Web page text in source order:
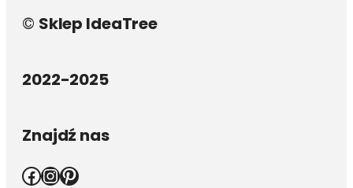
© Sklep IdeaTree
2022-2025
Znajdź nas
Facebook InstagramPinterest